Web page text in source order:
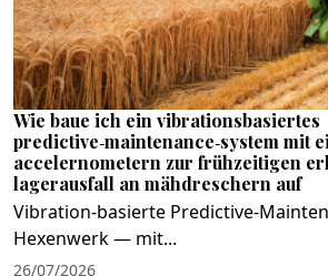
Wie baue ich ein vibrationsbasiertes
predictive‑maintenance‑system mit
accelernometern zur frühzeitigen
lagerausfall an mähdreschern auf
Vibration‑basierte
Hexenwerk — mit...
26/07/2026